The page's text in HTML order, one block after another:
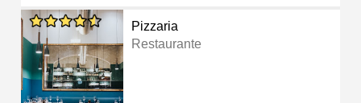
Pizzaria
Restaurante